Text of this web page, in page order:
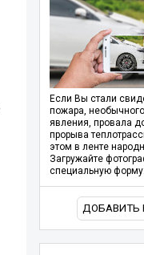
Если Вы стали
пожара,
явления, провала
прорыва
этом в ленте
Загружайте
специальную форму.
ДОБАВИТЬ